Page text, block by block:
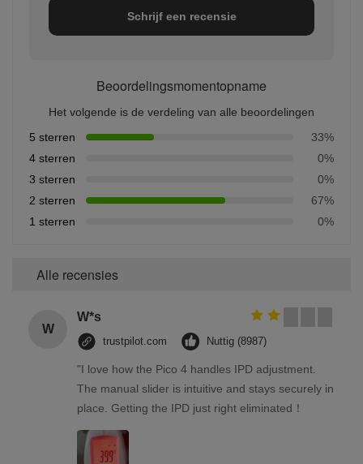
Schrijf een recensie
Beoordelingsmomentopname
Het volgende is de verdeling van alle beoordelingen
5 sterren
33%
4 sterren
0%
3 sterren
0%
2 sterren
67%
1 sterren
0%
Alle recensies
W
W*s
trustpilot.com Nuttig (8987)
"I love how the Pico 4 handles IPD adjustment.
The manual slider is intuitive and stays securely in
place. Getting the IPD just right eliminated！